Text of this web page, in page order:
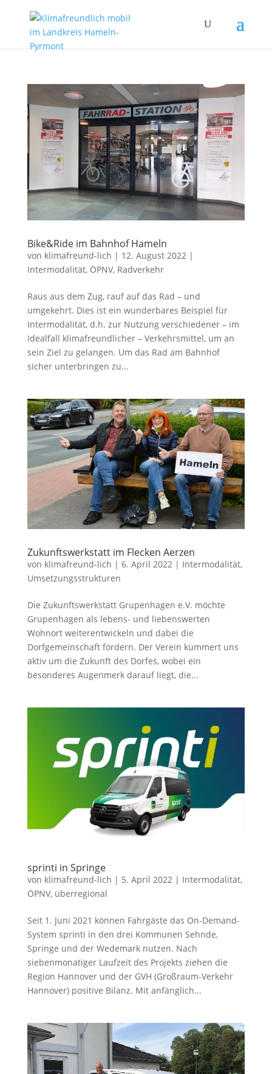
Bike&Ride im Bahnhof Hameln
von klimafreund-lich | 12. August 2022|
Intermodalität, ÖPNV, Radverkehr
Raus aus dem Zug, rauf auf das Rad – und
umgekehrt. Dies ist ein wunderbares Beispiel für
Intermodalität, d.h. zur Nutzung verschiedener – im
Idealfall klimafreundlicher – Verkehrsmittel, um an
sein Ziel zu gelangen. Um das Rad am Bahnhof
sicher unterbringen zu...
Zukunftswerkstatt im Flecken Aerzen
von klimafreund-lich | 6. April 2022| Intermodalität,
Umsetzungsstrukturen
Die Zukunftswerkstatt Grupenhagen e.V. möchte
Grupenhagen als lebens- und liebenswerten
Wohnort weiterentwickeln und dabei die
Dorfgemeinschaft fördern. Der Verein kümmert uns
aktiv um die Zukunft des Dorfes, wobei ein
besonderes Augenmerk darauf liegt, die...
sprinti in Springe
von klimafreund-lich | 5. April 2022| Intermodalität,
ÖPNV, überregional
Seit 1. Juni 2021 können Fahrgäste das On-Demand-
System sprinti in den drei Kommunen Sehnde,
Springe und der Wedemark nutzen. Nach
siebenmonatiger Laufzeit des Projekts ziehen die
Region Hannover und der GVH (Großraum-Verkehr
Hannover) positive Bilanz. Mit anfänglich...